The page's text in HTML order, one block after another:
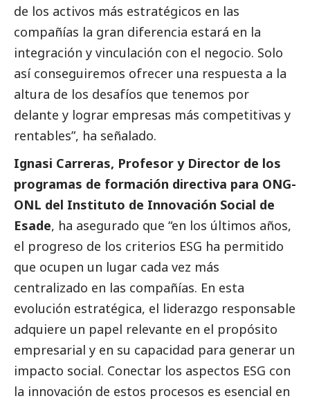
de los activos más estratégicos en las
compañías la gran diferencia estará en la
integración y vinculación con el negocio. Solo
así conseguiremos ofrecer una respuesta a la
altura de los desafíos que tenemos por
delante y lograr empresas más competitivas y
rentables”, ha señalado.
Ignasi Carreras, Profesor y Director de los
programas de formación directiva para ONG-
ONL del Instituto de Innovación Social de
Esade, ha asegurado que “en los últimos años,
el progreso de los criterios ESG ha permitido
que ocupen un lugar cada vez más
centralizado en las compañías. En esta
evolución estratégica, el liderazgo responsable
adquiere un papel relevante en el propósito
empresarial y en su capacidad para generar un
impacto social. Conectar los aspectos ESG con
la innovación de estos procesos es esencial en